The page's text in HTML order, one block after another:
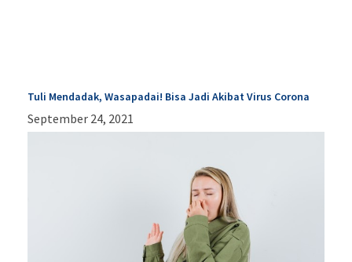
Tuli Mendadak, Wasapadai! Bisa Jadi Akibat Virus Corona
September 24, 2021